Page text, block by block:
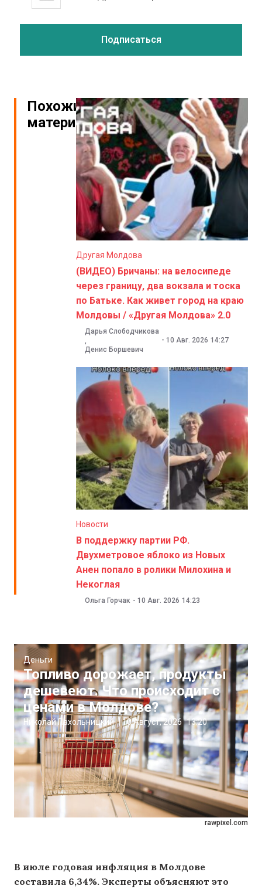
Похожие
материалы
Другая Молдова
(ВИДЕО) Бричаны: на велосипеде
через границу, два вокзала и тоска
по Батьке. Как живет город на краю
Молдовы / «Другая Молдова» 2.0
Дарья Слободчикова
,
Денис Боршевич
- 10 Авг. 2026 14:27
Новости
В поддержку партии РФ.
Двухметровое яблоко из Новых
Анен попало в ролики Милохина и
Некоглая
Ольга Горчак - 10 Авг. 2026 14:23
rawpixel.com
Деньги
Топливо дорожает, продукты
дешевеют. Что происходит с
ценами в Молдове?
Николай Пахольницкий |10 Август, 2026 13:20
В июле годовая инфляция в Молдове
составила 6,34%. Эксперты объясняют это